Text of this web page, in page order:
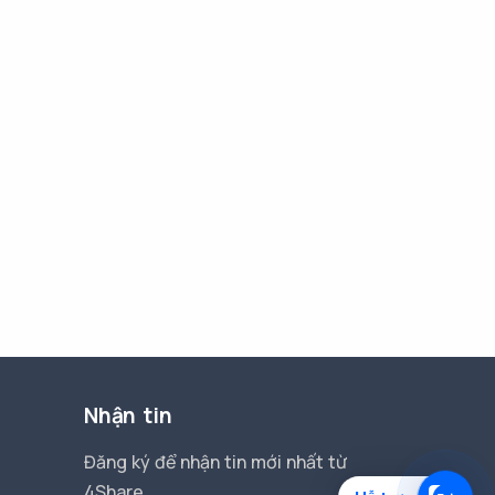
Nhận tin
Đăng ký để nhận tin mới nhất từ